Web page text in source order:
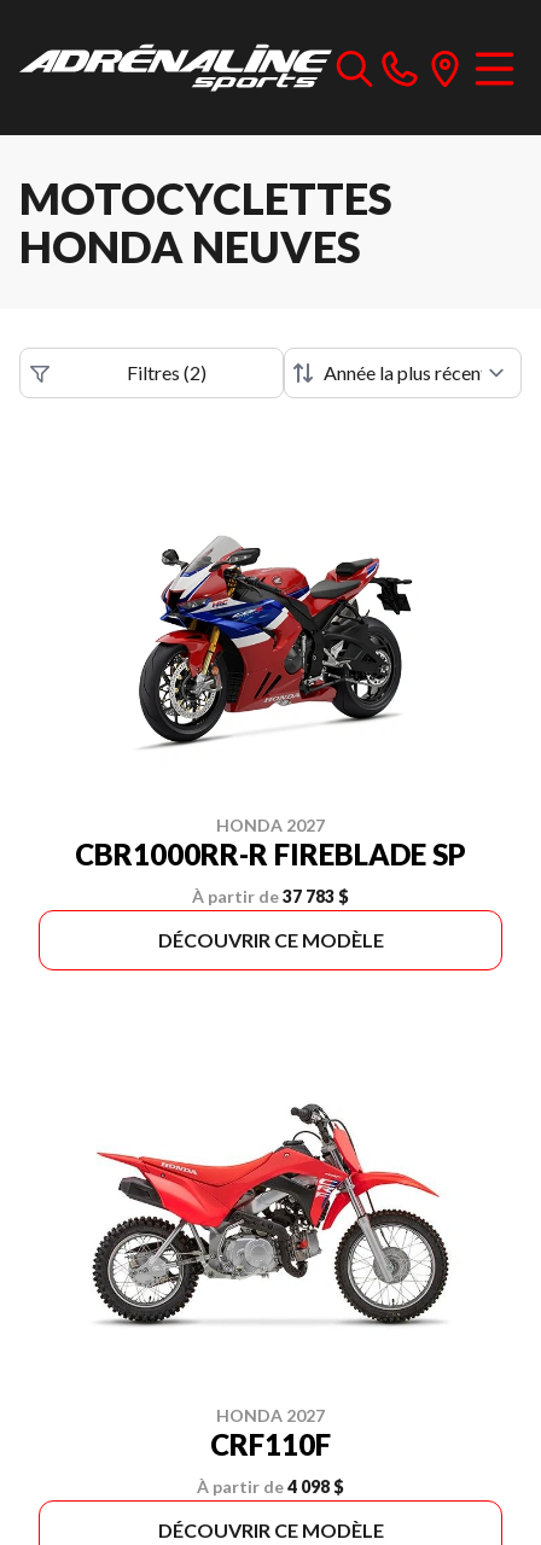
MOTOCYCLETTES
HONDA NEUVES
Filtres (2)
HONDA 2027
CBR1000RR-R FIREBLADE SP
À partir de37 783 $
DÉCOUVRIR CE MODÈLE
HONDA 2027
CRF110F
À partir de4 098 $
DÉCOUVRIR CE MODÈLE